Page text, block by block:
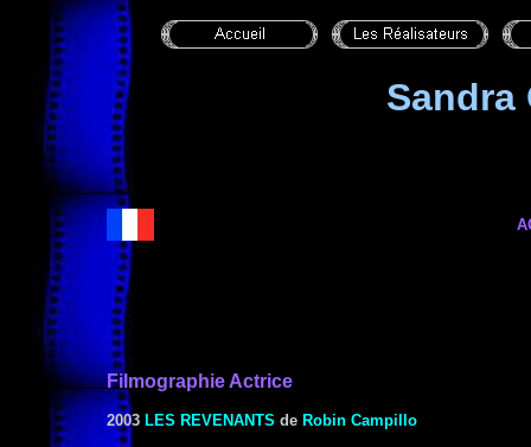
Sandra
Filmographie Actrice
2003 LES REVENANTS de Robin Campillo